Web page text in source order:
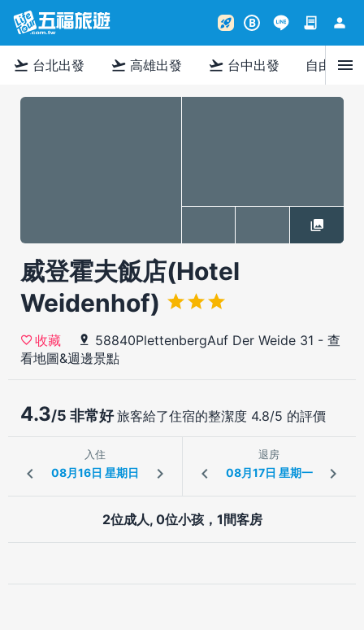
rocket_launch B contract person
flight_takeoff 台北出發 flight_takeoff 高雄出發 flight_takeoff 台中出發 自由行menu
威登霍夫飯店(Hotel
Weidenhof)
收藏 58840PlettenbergAuf Der Weide 31 - 查
看地圖&週邊景點
4.3/5 非常好旅客給了住宿的整潔度 4.8/5 的評價
入住 退房
2位成人, 0位小孩，1間客房